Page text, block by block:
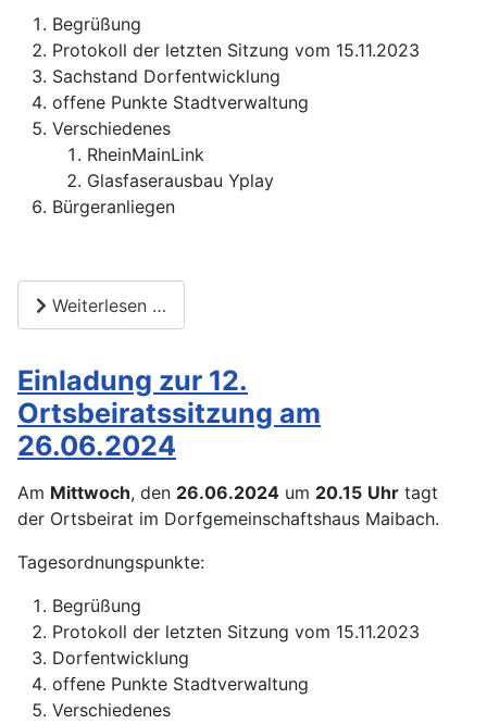
Begrüßung
Protokoll der letzten Sitzung vom 15.11.2023
Sachstand Dorfentwicklung
offene Punkte Stadtverwaltung
Verschiedenes
RheinMainLink
Glasfaserausbau Yplay
Bürgeranliegen
Weiterlesen …
Einladung zur 12.
Ortsbeiratssitzung am
26.06.2024
Am Mittwoch, den 26.06.2024 um 20.15 Uhr tagt
der Ortsbeirat im Dorfgemeinschaftshaus Maibach.
Tagesordnungspunkte:
Begrüßung
Protokoll der letzten Sitzung vom 15.11.2023
Dorfentwicklung
offene Punkte Stadtverwaltung
Verschiedenes